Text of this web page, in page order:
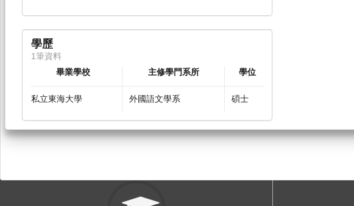
學歷
1筆資料
畢業學校
主修學門系所 學位
私立東海大學 外國語文學系 碩士